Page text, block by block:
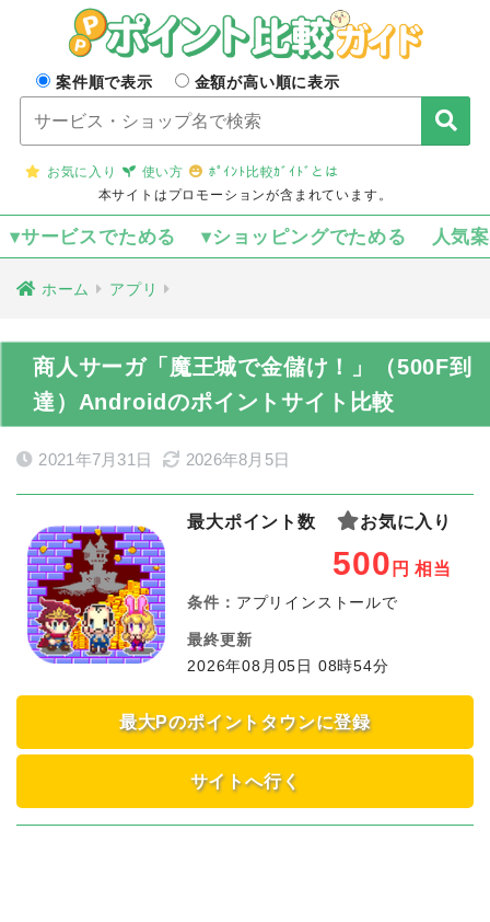
案件順で表示 金額が高い順に表示
お気に入り 使い方
ﾎﾟｲﾝﾄ比較ｶﾞｲﾄﾞとは
本サイトはプロモーションが含まれています。
▾サービスでためる ▾ショッピングでためる 人気
ホーム アプリ
商人サーガ「魔王城で金儲け！」（500F到
達）Androidのポイントサイト比較
2021年7月31日 2026年8月5日
最大ポイント数 お気に入り
500 円 相当
条件： アプリインストールで
最終更新
2026年08月05日 08時54分
最大Pのポイントタウンに登録
サイトへ行く